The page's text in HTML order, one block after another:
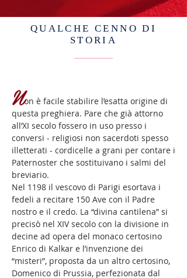
Non è facile stabilire l’esatta origine di
questa preghiera. Pare che già attorno
all’XI secolo fossero in uso presso i
conversi - religiosi non sacerdoti spesso
illetterati - cordicelle a grani per contare i
Paternoster che sostituivano i salmi del
breviario.
Nel 1198 il vescovo di Parigi esortava i
fedeli a recitare 150 Ave con il Padre
nostro e il credo. La “divina cantilena” si
precisò nel XIV secolo con la divisione in
decine ad opera del monaco certosino
Enrico di Kalkar e l’invenzione dei
“misteri”, proposta da un altro certosino,
Domenico di Prussia, perfezionata dal
QUALCHE CENNO DI
STORIA